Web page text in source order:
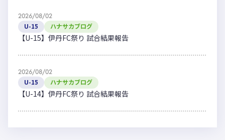
2026/08/02
U-15 ハナサカブログ
【U-15】伊丹FC祭り 試合結果報告
2026/08/02
U-15 ハナサカブログ
【U-14】伊丹FC祭り 試合結果報告